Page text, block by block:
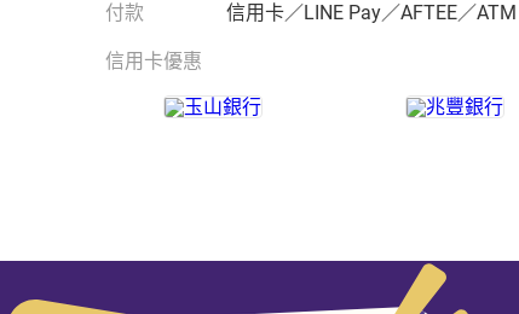
付款 信用卡／LINE Pay／AFTEE／ATM
信用卡優惠